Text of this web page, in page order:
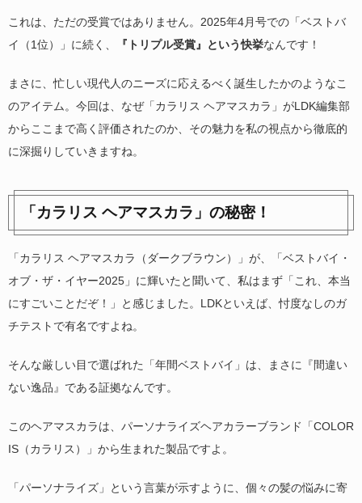
これは、ただの受賞ではありません。2025年4月号での「ベストバ
イ（1位）」に続く、
『トリプル受賞』という快挙なんです！
まさに、忙しい現代人のニーズに応えるべく誕生したかのようなこ
のアイテム。今回は、なぜ「カラリス ヘアマスカラ」がLDK編集部
からここまで高く評価されたのか、その魅力を私の視点から徹底的
に深掘りしていきますね。
「カラリス ヘアマスカラ」の秘密！
「カラリス ヘアマスカラ（ダークブラウン）」が、「ベストバイ・
オブ・ザ・イヤー2025」に輝いたと聞いて、私はまず「これ、本当
にすごいことだぞ！」と感じました。LDKといえば、忖度なしのガ
チテストで有名ですよね。
そんな厳しい目で選ばれた「年間ベストバイ」は、まさに『間違い
ない逸品』である証拠なんです。
このヘアマスカラは、パーソナライズヘアカラーブランド「COLOR
IS（カラリス）」から生まれた製品ですよ。
「パーソナライズ」という言葉が示すように、個々の髪の悩みに寄